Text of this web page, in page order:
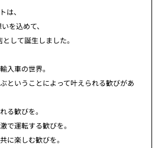
は、
を込めて、
して誕生しました。
入車の世界。
ということによって叶えられる歓びがあ
る歓びを。
で運転する歓びを。
に楽しむ歓びを。